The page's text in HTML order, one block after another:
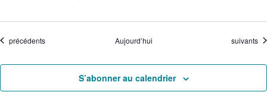
Évènements
précédents Aujourd’hui suivants
S’abonner au calendrier